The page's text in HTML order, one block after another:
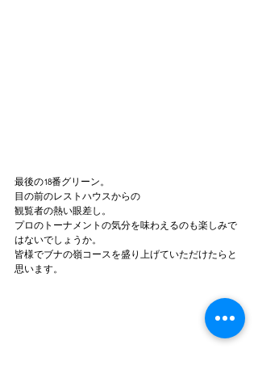
最後の18番グリーン。
目の前のレストハウスからの
観覧者の熱い眼差し。
プロのトーナメントの気分を味わえるのも楽しみで
はないでしょうか。
皆様でブナの嶺コースを盛り上げていただけたらと
思います。